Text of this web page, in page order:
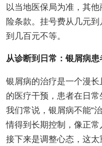
以当地医保局为准，其
险条款。挂号费从几元
到几百元不等。
从诊断到日常：银屑病
银屑病的治疗是一个漫
的医疗干预，患者在日常
我们常说，银屑病不能“
情得到长期控制，像正常
接下来是调整心态，这